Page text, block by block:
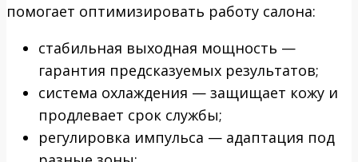
помогает оптимизировать работу салона:
стабильная выходная мощность —
гарантия предсказуемых результатов;
система охлаждения — защищает кожу и
продлевает срок службы;
регулировка импульса — адаптация под